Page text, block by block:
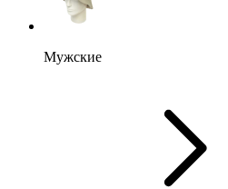
Мужские